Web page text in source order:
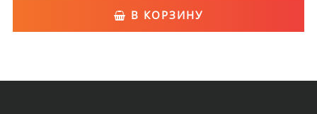
В КОРЗИНУ